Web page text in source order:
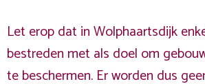
Let erop dat in Wolphaartsdijk
bestreden met als doel om
te beschermen. Er worden dus